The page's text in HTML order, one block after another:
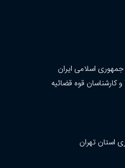
اسلامی ایران
کارشناسان قوه قضائیه
استان تهران